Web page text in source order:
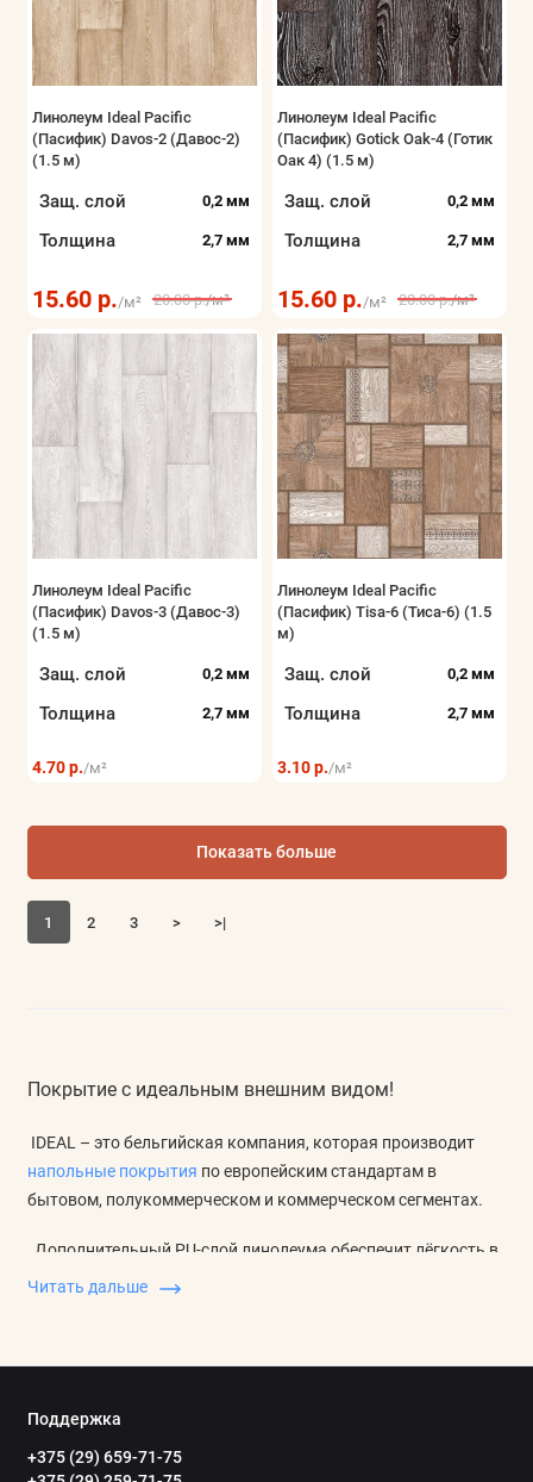
Линолеум Ideal Pacific
(Пасифик) Davos-2 (Давос-2)
(1.5 м)
Защ. слой 0,2 мм
Толщина 2,7 мм
15.60 р./м² 20.00 р./м²
Линолеум Ideal Pacific
(Пасифик) Gotick Oak-4 (Готик
Оак 4) (1.5 м)
Защ. слой 0,2 мм
Толщина 2,7 мм
15.60 р./м² 20.00 р./м²
Линолеум Ideal Pacific
(Пасифик) Davos-3 (Давос-3)
(1.5 м)
Защ. слой 0,2 мм
Толщина 2,7 мм
4.70 р./м²
Линолеум Ideal Pacific
(Пасифик) Tisa-6 (Тиса-6) (1.5
м)
Защ. слой 0,2 мм
Толщина 2,7 мм
3.10 р./м²
1 2 3 > >|
Показать больше
Покрытие с идеальным внешним видом!
IDEAL – это бельгийская компания, которая производит
напольные покрытия по европейским стандартам в
бытовом, полукоммерческом и коммерческом сегментах.
Дополнительный PU-слой линолеума обеспечит лёгкость в
уходе, долговечность и высокую износостойкость.
помещение в произведение искусства.
Благодаря двойной основе (пена, полиэстер), линолеум
Читать дальше
Поддержка
+375 (29) 659-71-75